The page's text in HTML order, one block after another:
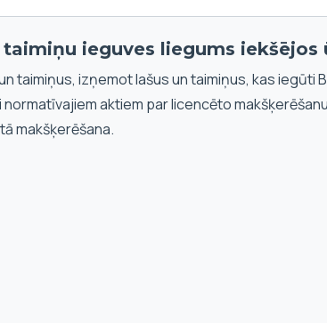
taimiņu ieguves liegums iekšējos
taimiņus, izņemot lašus un taimiņus, kas iegūti
aktiem par licencēto
makšķerēšana.